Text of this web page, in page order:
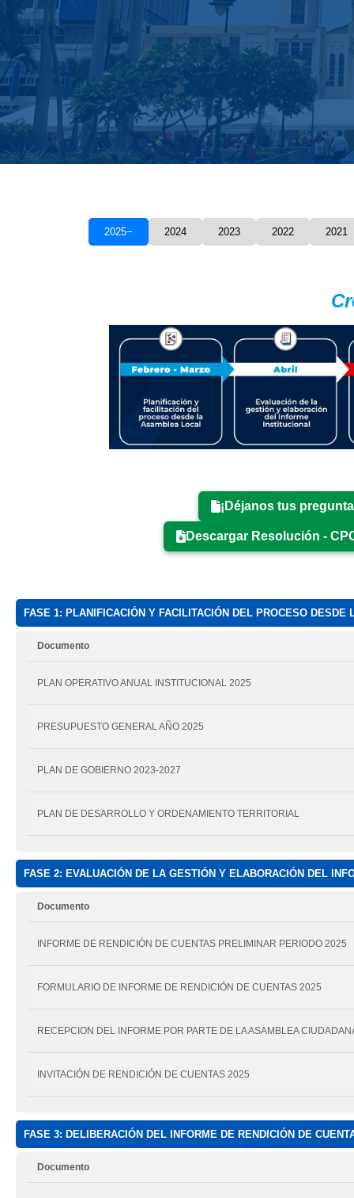
2025 2024 2023 2022 2021
¡Déjanos tus
Descargar Resolución -
FASE 1: PLANIFICACIÓN Y FACILITACIÓN DEL PROCESO DESDE
Documento
PLAN OPERATIVO ANUAL INSTITUCIONAL 2025
PRESUPUESTO GENERAL AÑO 2025
PLAN DE GOBIERNO 2023-2027
PLAN DE DESARROLLO Y ORDENAMIENTO TERRITORIAL
FASE 2: EVALUACIÓN DE LA GESTIÓN Y ELABORACIÓN DEL
Documento
INFORME DE RENDICIÓN DE CUENTAS PRELIMINAR PERIODO 2025
FORMULARIO DE INFORME DE RENDICIÓN DE CUENTAS 2025
RECEPCION DEL INFORME POR PARTE DE LA ASAMBLEA
INVITACIÓN DE RENDICIÓN DE CUENTAS 2025
FASE 3: DELIBERACIÓN DEL INFORME DE RENDICIÓN DE
Documento